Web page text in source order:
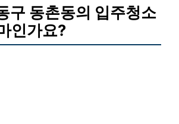
구 동촌동의 입주청소
인가요?